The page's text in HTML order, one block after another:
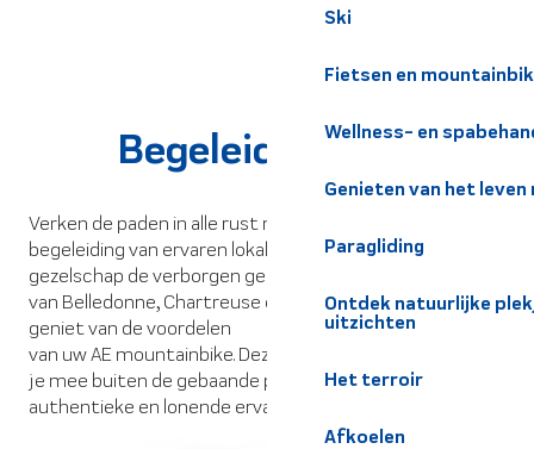
Ski
Fietsen en
Wellness- en
Genieten van het
Paragliding
Ontdek natuurlijke
uitzichten
Het terroir
Afkoelen
Begeleide uitjes
Verken de paden in alle rust met uitstapjes onder
begeleiding van ervaren lokale gidsen. Ontdek in hun
gezelschap de verborgen geheimen van de massieven
van Belledonne, Chartreuse en Grésivaudan, terwijl u
geniet van de voordelen
van uw AE mountainbike. Deze natuurliefhebbers nemen
je mee buiten de gebaande paden en bezorgen je een
authentieke en lonende ervaring.